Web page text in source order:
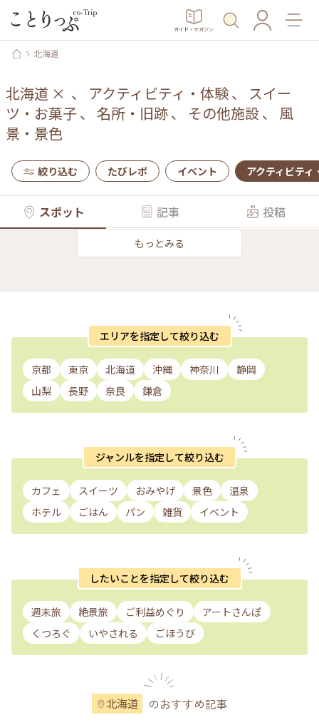
ガイド・マガジン
北海道
北海道 × 、 アクティビティ・体験、 スイー
ツ・お菓子、 名所・旧跡、 その他施設、 風
景・景色
絞り込む たびレポ イベント アクティビティ
スポット 記事 投稿
もっとみる
エリアを指定して絞り込む
京都 東京 北海道 沖縄 神奈川
静岡
山梨
長野 奈良 鎌倉
ジャンルを指定して絞り込む
カフェ スイーツ おみやげ 景色
温泉
ホテル
ごはん パン 雑貨 イベント
したいことを指定して絞り込む
週末旅 絶景旅 ご利益めぐり
アートさんぽ
くつろぐ
いやされる ごほうび
北海道 のおすすめ記事